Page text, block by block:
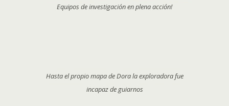
Equipos de investigación en plena acción!
Hasta el propio mapa de Dora la exploradora fue
incapaz de guiarnos